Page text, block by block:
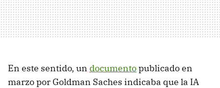
En este sentido, un documentopublicado en
marzo por Goldman Saches indicaba que la IA